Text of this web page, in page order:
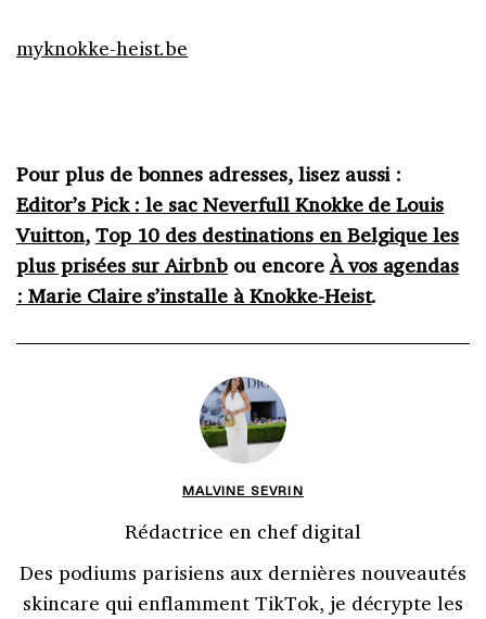
myknokke-heist.be
Pour plus de bonnes adresses, lisez aussi :
Editor’s Pick : le sac Neverfull Knokke de Louis
Vuitton, Top 10 des destinations en Belgique les
plus prisées sur Airbnb ou encoreÀ vos agendas
: Marie Claire s’installe à Knokke-Heist.
MALVINE SEVRIN
Rédactrice en chef digital
Des podiums parisiens aux dernières nouveautés
skincare qui enflamment TikTok, je décrypte les